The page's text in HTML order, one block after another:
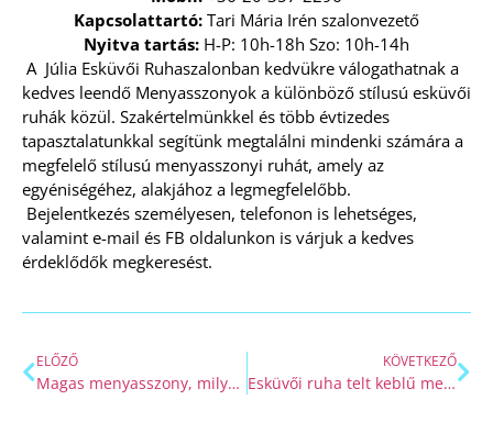
Kapcsolattartó: Tari Mária Irén szalonvezető
Nyitva tartás: H-P: 10h-18h Szo: 10h-14h
A Júlia Esküvői Ruhaszalonban kedvükre válogathatnak a
kedves leendő Menyasszonyok a különböző stílusú esküvői
ruhák közül. Szakértelmünkkel és több évtizedes
tapasztalatunkkal segítünk megtalálni mindenki számára a
megfelelő stílusú menyasszonyi ruhát, amely az
egyéniségéhez, alakjához a legmegfelelőbb.
Bejelentkezés személyesen, telefonon is lehetséges,
valamint e-mail és FB oldalunkon is várjuk a kedves
érdeklődők megkeresést.
ELŐZŐ
Magas menyasszony, milyen legyen az esküvői ruha?
KÖVETKEZŐ
Esküvői ruha telt keblű menyasszonyoknak